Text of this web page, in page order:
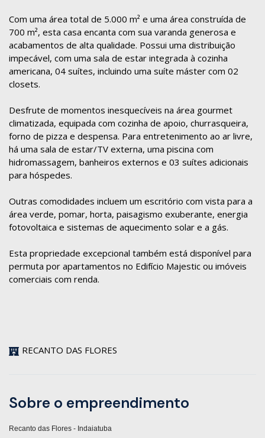
Com uma área total de 5.000 m² e uma área construída de
700 m², esta casa encanta com sua varanda generosa e
acabamentos de alta qualidade. Possui uma distribuição
impecável, com uma sala de estar integrada à cozinha
americana, 04 suítes, incluindo uma suíte máster com 02
closets.
Desfrute de momentos inesquecíveis na área gourmet
climatizada, equipada com cozinha de apoio, churrasqueira,
forno de pizza e despensa. Para entretenimento ao ar livre,
há uma sala de estar/TV externa, uma piscina com
hidromassagem, banheiros externos e 03 suítes adicionais
para hóspedes.
Outras comodidades incluem um escritório com vista para a
área verde, pomar, horta, paisagismo exuberante, energia
fotovoltaica e sistemas de aquecimento solar e a gás.
Esta propriedade excepcional também está disponível para
permuta por apartamentos no Edifício Majestic ou imóveis
comerciais com renda.
RECANTO DAS FLORES
Sobre o empreendimento
Recanto das Flores - Indaiatuba